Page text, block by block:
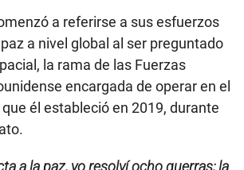
a referirse a sus esfuerzos
a nivel global al ser preguntado
la rama de las Fuerzas
encargada de operar en el
él estableció en 2019, durante
a la paz, yo resolví ocho guerras; la